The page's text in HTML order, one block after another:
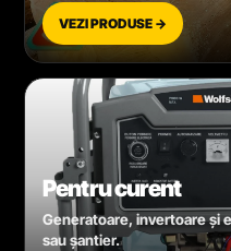
VEZI PRODUSE →
Pentru curent
Generatoare, invertoare și
sau șantier.